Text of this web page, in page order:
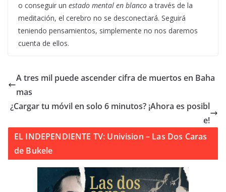
o conseguir un estado mental en blanco a través de la
meditación, el cerebro no se desconectará. Seguirá
teniendo pensamientos, simplemente no nos daremos
cuenta de ellos.
A tres mil puede ascender cifra de muertos en Baha
mas
¿Cargar tu móvil en solo 6 minutos? ¡Ahora es posibl
e!
EL INDEPENDIENTE TV: Univision – Las Dos Caras
de Bukele